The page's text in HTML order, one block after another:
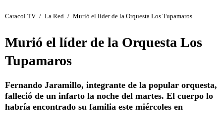
Caracol TV / La Red / Murió el líder de la Orquesta Los Tupamaros
Murió el líder de la Orquesta Los
Tupamaros
Fernando Jaramillo, integrante de la popular orquesta,
falleció de un infarto la noche del martes. El cuerpo lo
habría encontrado su familia este miércoles en